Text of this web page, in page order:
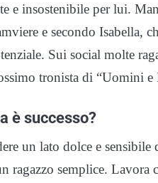
e insostenibile per lui.
e secondo Isabella,
Sui social molte
tronista di “Uomini
è successo?
un lato dolce e
ragazzo semplice. Lavora